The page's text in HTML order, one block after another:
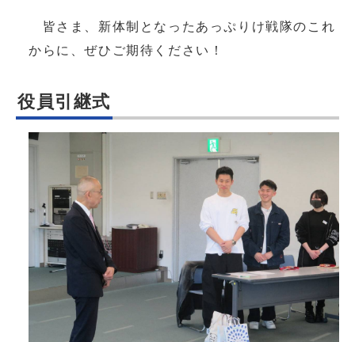
皆さま、新体制となったあっぷりけ戦隊のこれ
からに、ぜひご期待ください！
役員引継式